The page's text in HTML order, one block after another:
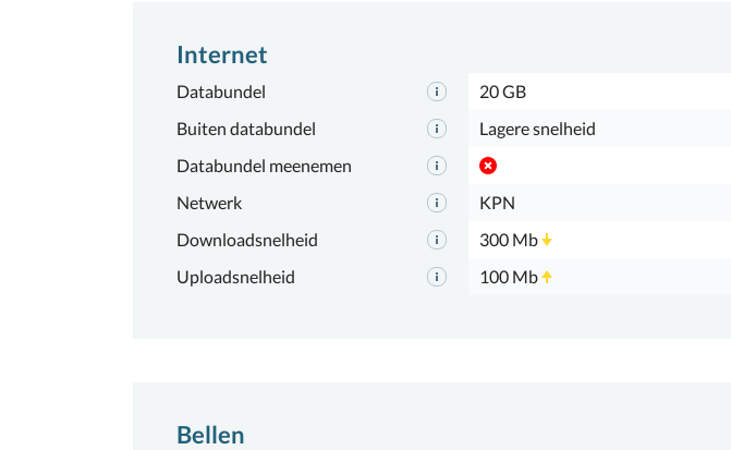
Internet
Databundel
20 GB
Buiten databundel
Lagere snelheid
Databundel meenemen
Netwerk
KPN
Downloadsnelheid
300 Mb
Uploadsnelheid
100 Mb
Bellen